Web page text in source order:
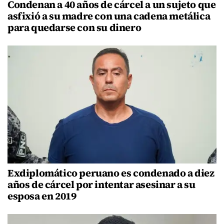
Condenan a 40 años de cárcel a un sujeto que
asfixió a su madre con una cadena metálica
para quedarse con su dinero
Exdiplomático peruano es condenado a diez
años de cárcel por intentar asesinar a su
esposa en 2019